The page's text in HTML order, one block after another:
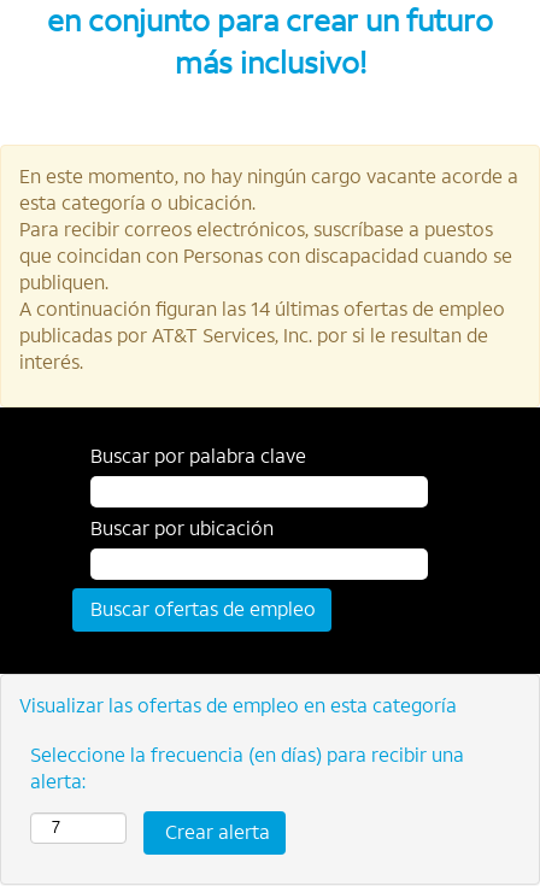
en conjunto para crear un futuro
más inclusivo!
En este momento, no hay ningún cargo vacante acorde a
esta categoría o ubicación.
Para recibir correos electrónicos, suscríbase a puestos
que coincidan con Personas con discapacidad cuando se
publiquen.
A continuación figuran las 14 últimas ofertas de empleo
publicadas por AT&T Services, Inc. por si le resultan de
interés.
Buscar por palabra clave
Buscar por ubicación
Visualizar las ofertas de empleo en esta categoría
Seleccione la frecuencia (en días) para recibir una
alerta: